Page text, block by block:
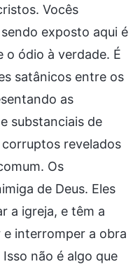
Vocês
exposto aqui é
o ódio à verdade. É
satânicos entre os
as
substanciais de
revelados
Os
de Deus. Eles
a igreja, e têm a
e interromper a obra
não é algo que